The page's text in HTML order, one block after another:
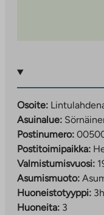
Osoite:
Asuinalue:
Postinumero:
Postitoimipaikka:
Valmistumisvuosi:
Asumismuoto:
Huoneistotyyppi:
Huoneita: 3